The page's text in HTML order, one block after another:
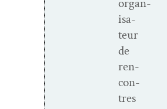
isa­
teur
de
ren­
con­
tres